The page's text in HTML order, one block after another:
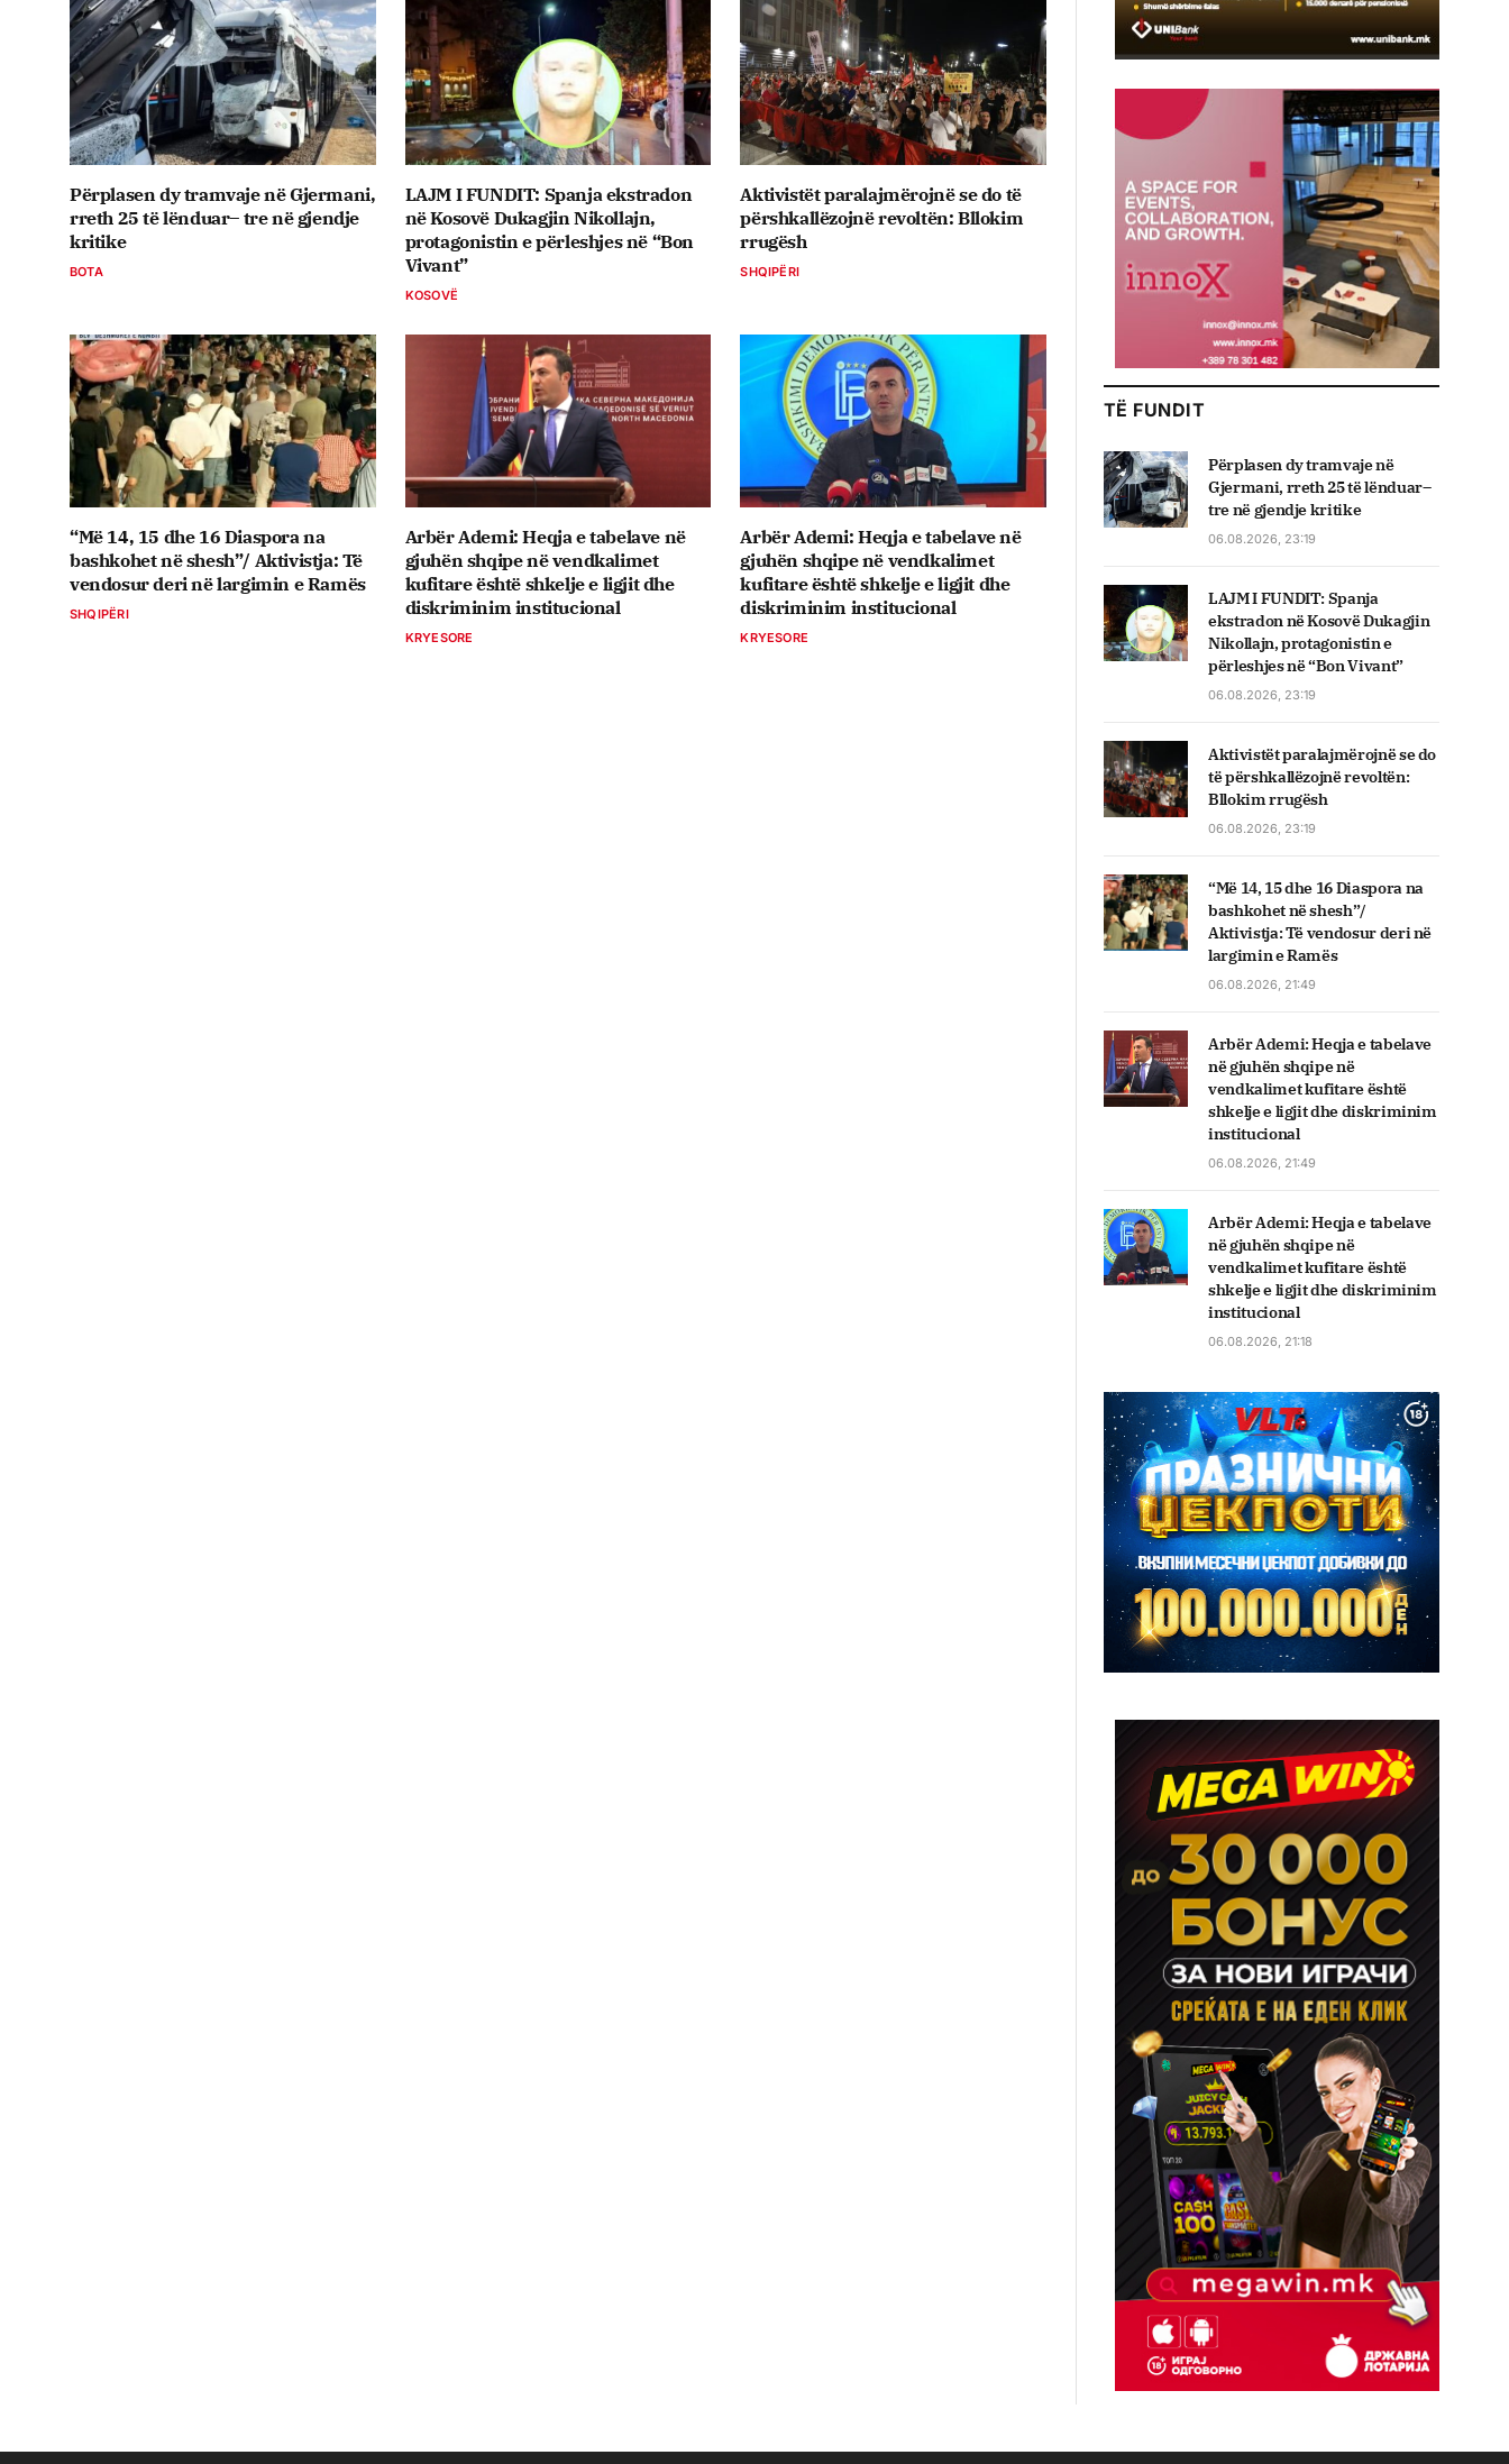
Përplasen dy tramvaje në Gjermani,
rreth 25 të lënduar– tre në gjendje
kritike
BOTA
LAJM I FUNDIT: Spanja ekstradon
në Kosovë Dukagjin Nikollajn,
protagonistin e përleshjes në “Bon
Vivant”
KOSOVË
Aktivistët paralajmërojnë se do të
përshkallëzojnë revoltën: Bllokim
rrugësh
SHQIPËRI
“Më 14, 15 dhe 16 Diaspora na
bashkohet në shesh”/ Aktivistja: Të
vendosur deri në largimin e Ramës
SHQIPËRI
Arbër Ademi: Heqja e tabelave në
gjuhën shqipe në vendkalimet
kufitare është shkelje e ligjit dhe
diskriminim institucional
KRYESORE
Arbër Ademi: Heqja e tabelave në
gjuhën shqipe në vendkalimet
kufitare është shkelje e ligjit dhe
diskriminim institucional
KRYESORE
TË FUNDIT
Përplasen dy tramvaje në
Gjermani, rreth 25 të lënduar–
tre në gjendje kritike
06.08.2026, 23:19
LAJM I FUNDIT: Spanja
ekstradon në Kosovë Dukagjin
Nikollajn, protagonistin e
përleshjes në “Bon Vivant”
06.08.2026, 23:19
Aktivistët paralajmërojnë se do
të përshkallëzojnë revoltën:
Bllokim rrugësh
06.08.2026, 23:19
“Më 14, 15 dhe 16 Diaspora na
bashkohet në shesh”/
Aktivistja: Të vendosur deri në
largimin e Ramës
06.08.2026, 21:49
Arbër Ademi: Heqja e tabelave
në gjuhën shqipe në
vendkalimet kufitare është
shkelje e ligjit dhe diskriminim
institucional
06.08.2026, 21:49
Arbër Ademi: Heqja e tabelave
në gjuhën shqipe në
vendkalimet kufitare është
shkelje e ligjit dhe diskriminim
institucional
06.08.2026, 21:18